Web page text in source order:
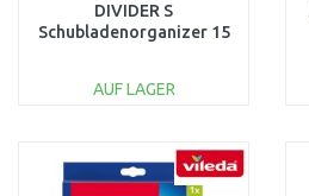
DIVIDER S
Schubladenorganizer 15
AUF LAGER
WARENKORB
Vergleichen